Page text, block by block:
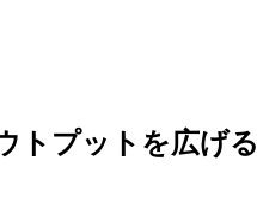
トプットを広げる